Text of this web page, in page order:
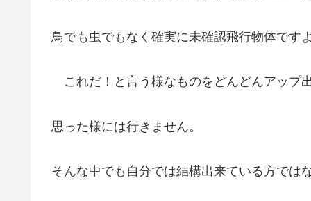
鳥でも虫でもなく確実に未確認飛行物体です
これだ！と言う様なものをどんどんアップ
思った様には行きません。
そんな中でも自分では結構出来ている方では